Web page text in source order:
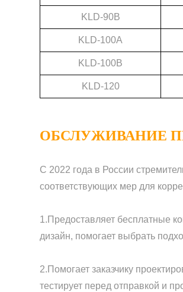
KLD-90B
KLD-100A
KLD-100B
KLD-120
ОБСЛУЖИВАНИЕ
С 2022 года в России
соответствующих мер для
1.Предоставляет бесплатные
дизайн, помогает выбрать
2.Помогает заказчику
тестирует перед отправкой и